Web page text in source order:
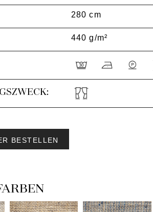
280 cm
440 g/m²
BESTELLEN